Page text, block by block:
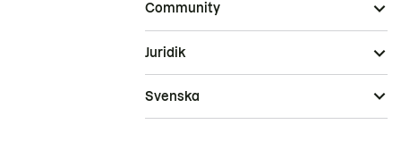
Community
Juridik
Svenska